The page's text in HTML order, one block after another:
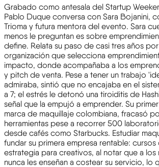
Grabado como antesala del Startup
Pablo Duque conversa con Sara Bojanini,
Trioma y futura mentora del evento. Sara
menos le preguntan es sobre
define. Relata su paso de casi tres años
organización que selecciona
impacto, donde acompañaba a los
y pitch de venta. Pese a tener un trabajo
admiraba, sintió que no encajaba en el
a 7; el estrés le detonó una tiroiditis de
señal que la empujó a emprender. Su
marca de maquillaje colombiana, fracasó
herramientas pese a recorrer 500
desde cafés como Starbucks. Estudiar
fundar su primera empresa rentable: cursos
estrategia para creativos, al notar que a los
nunca les enseñan a costear su servicio, lo